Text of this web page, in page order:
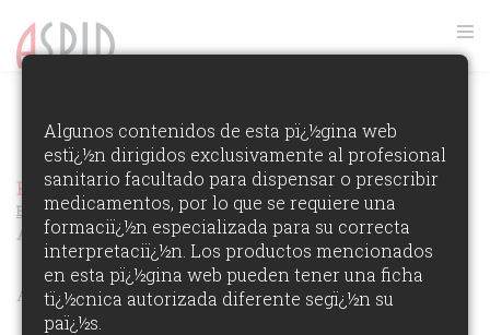
FOTOS GALA ASPID 2014
VER RANKING
Premios Aspid Espaï¿½a 2014Ver los Ganadores de la
Ediciï¿½n
AUTOPUBLICIDAD DE AGENCIA
ÁREAS DE PARTICIPACIï¿½N:
Algunos contenidos de esta pï¿½gina web
estï¿½n dirigidos exclusivamente al profesional
sanitario facultado para dispensar o prescribir
medicamentos, por lo que se requiere una
formaciï¿½n especializada para su correcta
interpretaciï¿½n. Los productos mencionados
en esta pï¿½gina web pueden tener una ficha
tï¿½cnica autorizada diferente segï¿½n su
paï¿½s.